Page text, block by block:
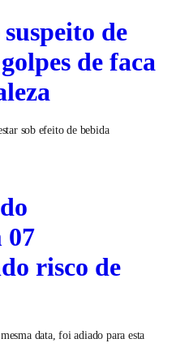
de
de faca
sob efeito de bebida
07
risco de
data, foi adiado para esta